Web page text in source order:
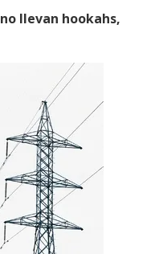
no llevan hookahs,